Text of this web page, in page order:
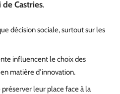
de Castries.
décision sociale, surtout sur les
influencent le choix des
matière d’innovation.
leur place face à la